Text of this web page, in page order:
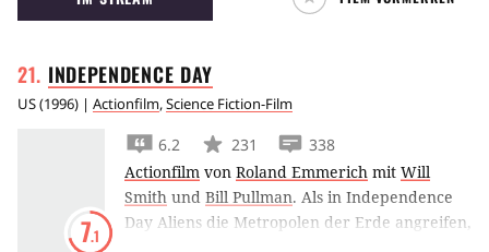
Arnold Schwarzenegger mischen ebenfalls
INDEPENDENCE DAY
US(1996) | Actionfilm,Science Fiction-Film
7.1
6.2 231
338
Actionfilm von Roland Emmerich mit Will
Smith und Bill Pullman. Als in Independence
Day Aliens die Metropolen der Erde angreifen,